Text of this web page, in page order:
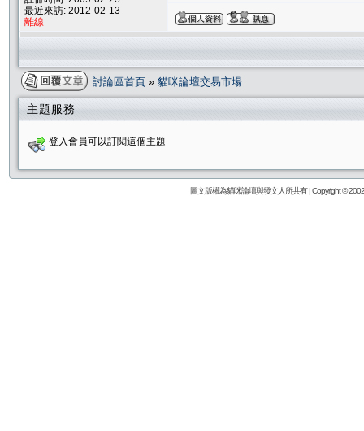
最近來訪: 2012-02-13
離線
討論區首頁 » 貓咪論壇交易市場
主題服務
登入會員可以訂閱這個主題
圖文版權為貓咪論壇與發文人所共有 | Copyright ©